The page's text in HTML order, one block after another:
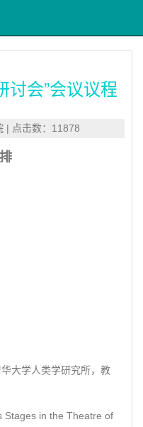
讨会”会议议程
| 点击数：11878
大学人类学研究所，教
in the Theatre of